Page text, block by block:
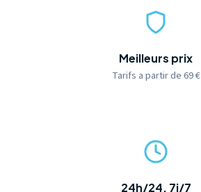
Meilleurs prix
Tarifs a partir de 69 €
24h/24, 7j/7